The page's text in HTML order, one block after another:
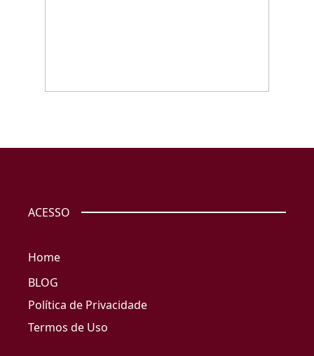
ACESSO
Home
BLOG
Política de Privacidade
Termos de Uso